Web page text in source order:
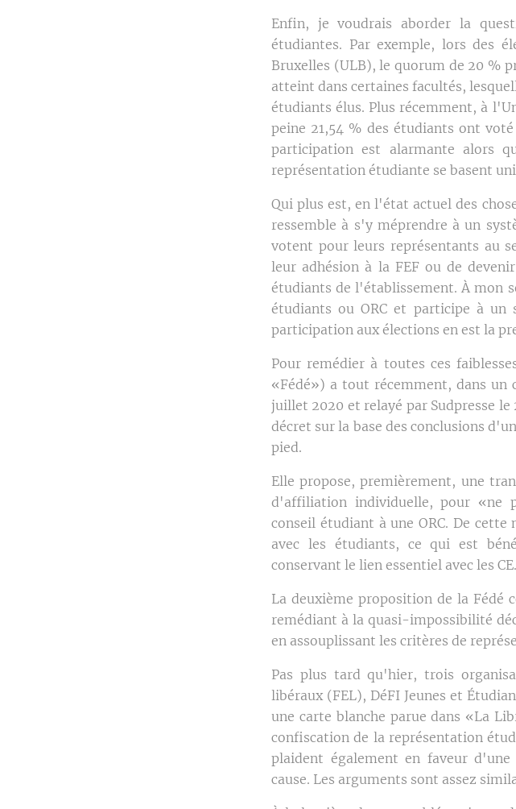
Enfin, je voudrais aborder la
étudiantes. Par exemple, lors des
Bruxelles (ULB), le quorum de 20 %
atteint dans certaines facultés,
étudiants élus. Plus récemment, à
peine 21,54 % des étudiants ont
participation est alarmante alors
représentation étudiante se basent
Qui plus est, en l'état actuel des
ressemble à s'y méprendre à un
votent pour leurs représentants au
leur adhésion à la FEF ou de
étudiants de l'établissement. À mon
étudiants ou ORC et participe à un
participation aux élections en est la
Pour remédier à toutes ces
«Fédé») a tout récemment, dans
juillet 2020 et relayé par Sudpresse
décret sur la base des conclusions
pied.
Elle propose, premièrement, une
d'affiliation individuelle, pour «ne
conseil étudiant à une ORC. De
avec les étudiants, ce qui est
conservant le lien essentiel avec les
La deuxième proposition de la Fédé
remédiant à la quasi-impossibilité
en assouplissant les critères de
Pas plus tard qu'hier, trois
libéraux (FEL), DéFI Jeunes et
une carte blanche parue dans «La
confiscation de la représentation
plaident également en faveur
cause. Les arguments sont assez